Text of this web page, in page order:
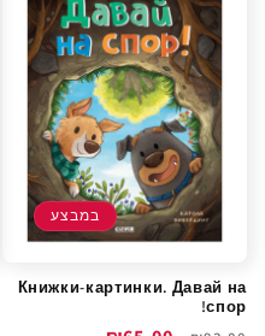
במבצע
Книжки-картинки. Давай на
спор!